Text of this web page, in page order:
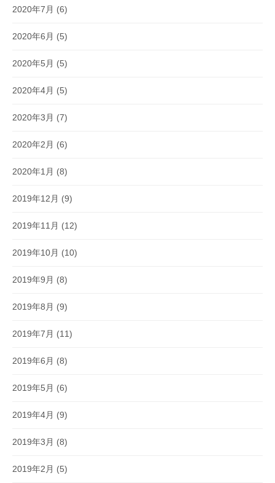
2020年7月 (6)
2020年6月 (5)
2020年5月 (5)
2020年4月 (5)
2020年3月 (7)
2020年2月 (6)
2020年1月 (8)
2019年12月 (9)
2019年11月 (12)
2019年10月 (10)
2019年9月 (8)
2019年8月 (9)
2019年7月 (11)
2019年6月 (8)
2019年5月 (6)
2019年4月 (9)
2019年3月 (8)
2019年2月 (5)